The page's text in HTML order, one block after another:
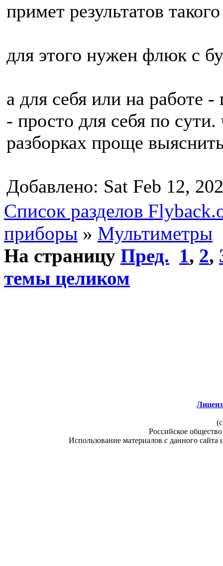
примет результатов
для этого нужен флюк с
а для себя или на работе
- просто для себя по
разборках проще
Добавлено: Sat Feb 12,
Список разделов
приборы » Мультиметры
На страницу Пред. 1, 2,
темы целиком
Российское
Использование материалов с данного